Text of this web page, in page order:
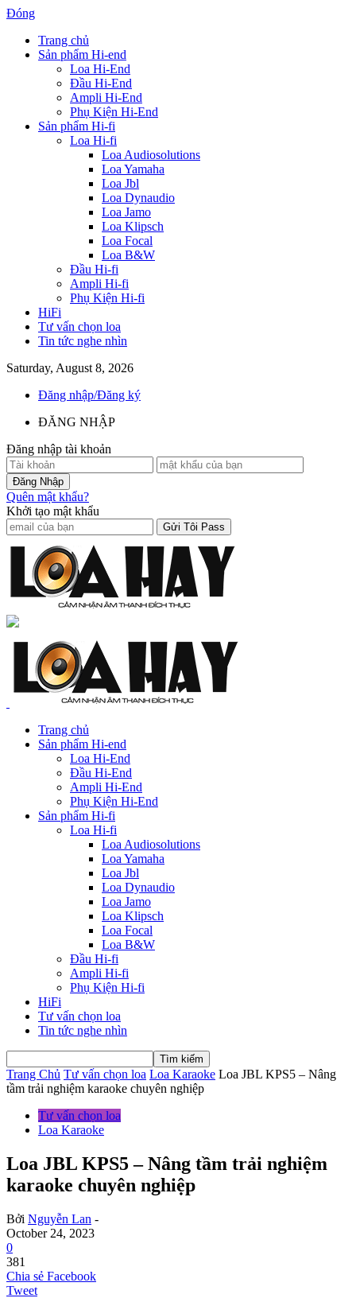
Đóng
Trang chủ
Sản phẩm Hi-end
Loa Hi-End
Đầu Hi-End
Ampli Hi-End
Phụ Kiện Hi-End
Sản phẩm Hi-fi
Loa Hi-fi
Loa Audiosolutions
Loa Yamaha
Loa Jbl
Loa Dynaudio
Loa Jamo
Loa Klipsch
Loa Focal
Loa B&W
Đầu Hi-fi
Ampli Hi-fi
Phụ Kiện Hi-fi
HiFi
Tư vấn chọn loa
Tin tức nghe nhìn
Saturday, August 8, 2026
Đăng nhập/Đăng ký
ĐĂNG NHẬP
Đăng nhập tài khoản
Quên mật khẩu?
Khởi tạo mật khẩu
Trang chủ
Sản phẩm Hi-end
Loa Hi-End
Đầu Hi-End
Ampli Hi-End
Phụ Kiện Hi-End
Sản phẩm Hi-fi
Loa Hi-fi
Loa Audiosolutions
Loa Yamaha
Loa Jbl
Loa Dynaudio
Loa Jamo
Loa Klipsch
Loa Focal
Loa B&W
Đầu Hi-fi
Ampli Hi-fi
Phụ Kiện Hi-fi
HiFi
Tư vấn chọn loa
Tin tức nghe nhìn
Trang Chủ Tư vấn chọn loa Loa Karaoke Loa JBL KPS5 – Nâng
tầm trải nghiệm karaoke chuyên nghiệp
Tư vấn chọn loa
Loa Karaoke
Loa JBL KPS5 – Nâng tầm trải nghiệm
karaoke chuyên nghiệp
Bởi Nguyễn Lan -
October 24, 2023
0
381
Chia sẻ Facebook
Tweet